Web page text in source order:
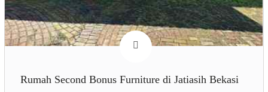
Rumah Second Bonus Furniture di Jatiasih Bekasi